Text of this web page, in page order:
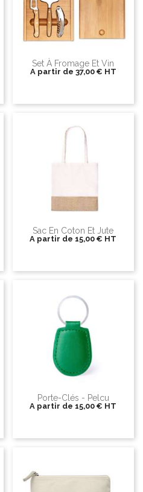
Set À Fromage Et Vin
A partir de 37,00 € HT
Sac En Coton Et Jute
A partir de 15,00 € HT
Porte-Clés - Pelcu
A partir de 15,00 € HT